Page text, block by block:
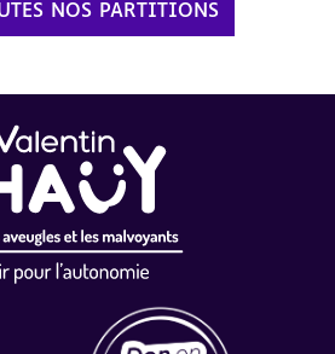
NOS PARTITIONS